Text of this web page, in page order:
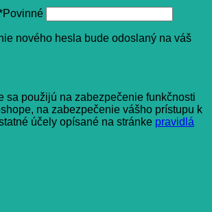
Povinné
nového hesla bude odoslaný na váš
sa použijú na zabezpečenie funkčnosti
na zabezpečenie vášho prístupu k
účely opísané na stránke pravidlá